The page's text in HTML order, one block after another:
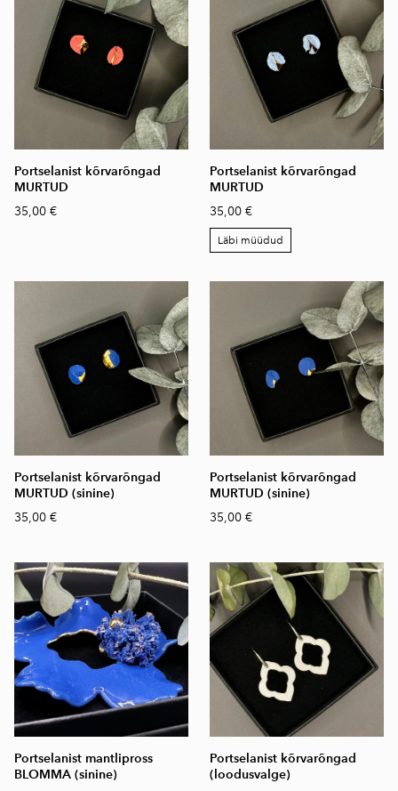
Portselanist kõrvarõngad
MURTUD
35,00 €
Portselanist kõrvarõngad
MURTUD
35,00 €
Läbi müüdud
Portselanist kõrvarõngad
MURTUD (sinine)
35,00 €
Portselanist kõrvarõngad
MURTUD (sinine)
35,00 €
Portselanist mantlipross
BLOMMA (sinine)
Portselanist kõrvarõngad
(loodusvalge)